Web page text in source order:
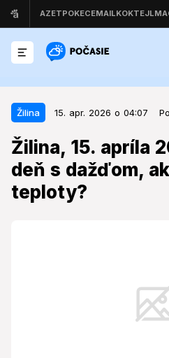
Žilina 15. apr. 2026 o 04:07
Žilina, 15. apríla
deň s dažďom,
teploty?
Žilina 15. apr. 2026 o 04:07
Žilina, 15. apríla
deň s dažďom,
Počasie v polovici apríla
a zrážky, ktoré môžu